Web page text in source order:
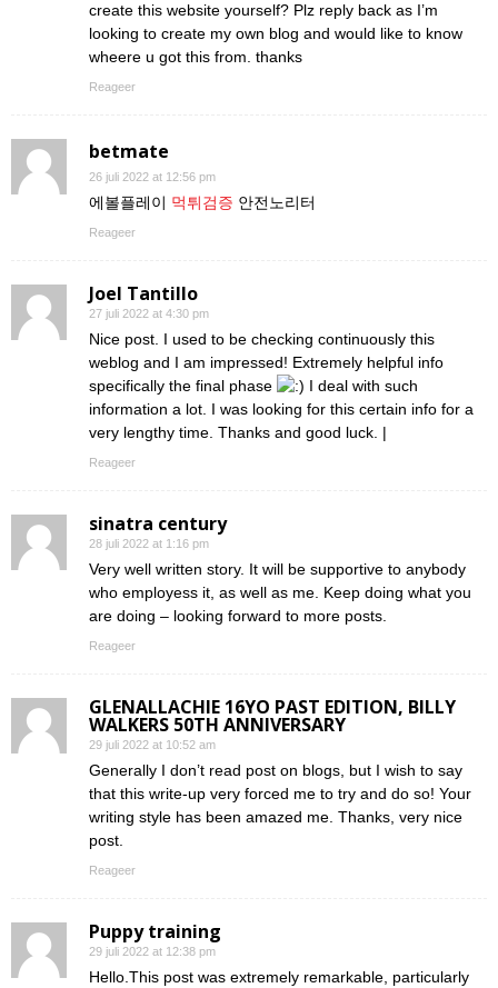
create this website yourself? Plz reply back as I’m
looking to create my own blog and would like to know
wheere u got this from. thanks
Reageer
betmate
26 juli 2022 at 12:56 pm
에볼플레이 먹튀검증 안전노리터
Reageer
Joel Tantillo
27 juli 2022 at 4:30 pm
Nice post. I used to be checking continuously this
weblog and I am impressed! Extremely helpful info
specifically the final phase
I deal with such
information a lot. I was looking for this certain info for a
very lengthy time. Thanks and good luck. |
Reageer
sinatra century
28 juli 2022 at 1:16 pm
Very well written story. It will be supportive to anybody
who employess it, as well as me. Keep doing what you
are doing – looking forward to more posts.
Reageer
GLENALLACHIE 16YO PAST EDITION, BILLY
WALKERS 50TH ANNIVERSARY
29 juli 2022 at 10:52 am
Generally I don’t read post on blogs, but I wish to say
that this write-up very forced me to try and do so! Your
writing style has been amazed me. Thanks, very nice
post.
Reageer
Puppy training
29 juli 2022 at 12:38 pm
Hello.This post was extremely remarkable, particularly